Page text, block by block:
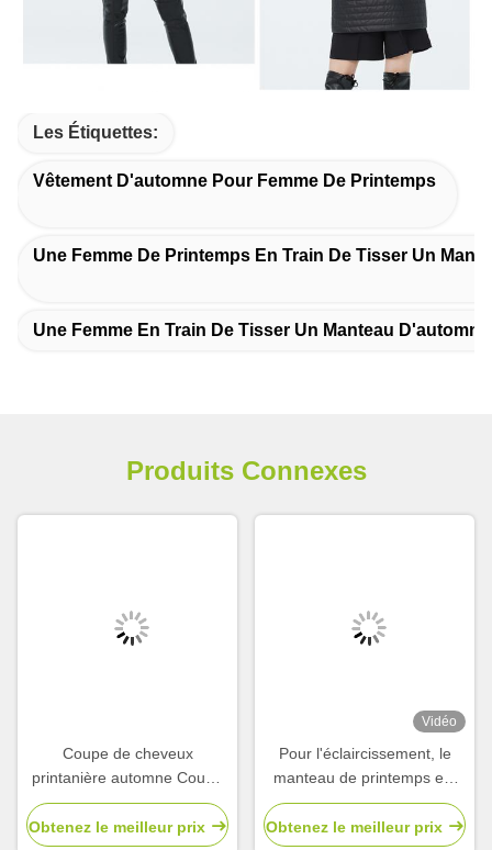
Les Étiquettes:
Vêtement D'automne Pour Femme De Printemps
Une Femme De Printemps En Train De Tisser Un
Une Femme En Train De Tisser Un Manteau D'automne
Produits Connexes
Coupe de cheveux
printanière automne Coupe
de cheveux printanière pour
femmes automne
Obtenez le meilleur prix
Vidéo
Pour l'éclaircissement, le
manteau de printemps est
léger, le manteau de
printemps est léger, le
Obtenez le meilleur prix